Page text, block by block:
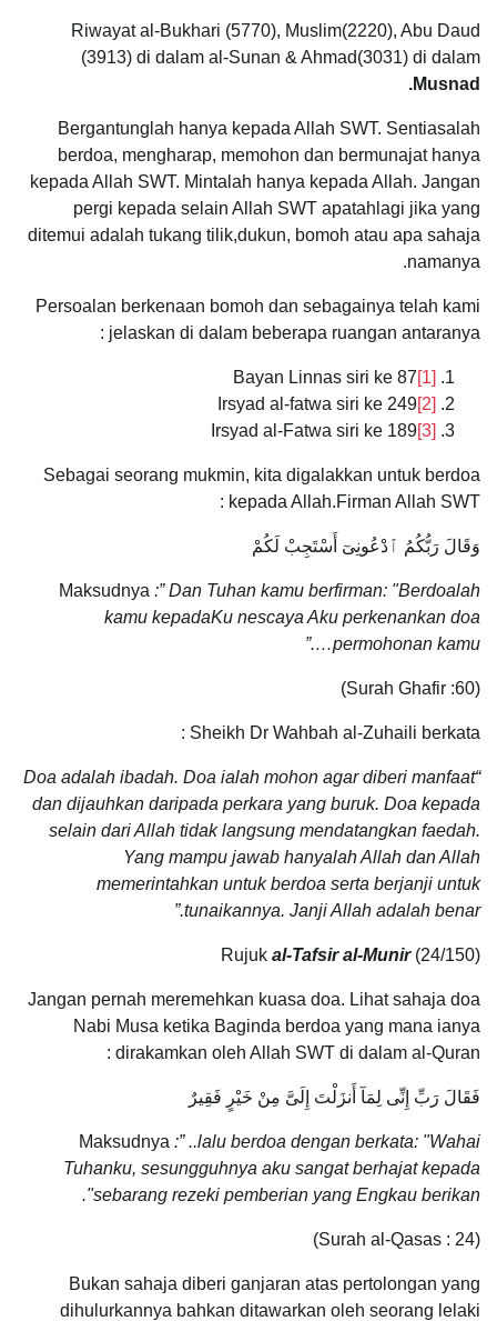
Riwayat al-Bukhari (5770), Muslim(2220), Abu Daud
(3913) di dalam al-Sunan & Ahmad(3031) di dalam
Musnad.
Bergantunglah hanya kepada Allah SWT. Sentiasalah
berdoa, mengharap, memohon dan bermunajat hanya
kepada Allah SWT. Mintalah hanya kepada Allah. Jangan
pergi kepada selain Allah SWT apatahlagi jika yang
ditemui adalah tukang tilik,dukun, bomoh atau apa sahaja
namanya.
Persoalan berkenaan bomoh dan sebagainya telah kami
jelaskan di dalam beberapa ruangan antaranya :
Bayan Linnas siri ke 87[1]
Irsyad al-fatwa siri ke 249[2]
Irsyad al-Fatwa siri ke 189[3]
Sebagai seorang mukmin, kita digalakkan untuk berdoa
kepada Allah.Firman Allah SWT :
وَقَالَ رَبُّكُمُ ٱدْعُونِىٓ أَسْتَجِبْ لَكُمْ
Maksudnya :” Dan Tuhan kamu berfirman: "Berdoalah
kamu kepadaKu nescaya Aku perkenankan doa
permohonan kamu….”
(Surah Ghafir :60)
Sheikh Dr Wahbah al-Zuhaili berkata :
“Doa adalah ibadah. Doa ialah mohon agar diberi manfaat
dan dijauhkan daripada perkara yang buruk. Doa kepada
selain dari Allah tidak langsung mendatangkan faedah.
Yang mampu jawab hanyalah Allah dan Allah
memerintahkan untuk berdoa serta berjanji untuk
tunaikannya. Janji Allah adalah benar.”
Rujuk al-Tafsir al-Munir(24/150)
Jangan pernah meremehkan kuasa doa. Lihat sahaja doa
Nabi Musa ketika Baginda berdoa yang mana ianya
dirakamkan oleh Allah SWT di dalam al-Quran :
فَقَالَ رَبِّ إِنِّى لِمَآ أَنزَلْتَ إِلَىَّ مِنْ خَيْرٍ فَقِيرٌ
Maksudnya :” ..lalu berdoa dengan berkata: "Wahai
Tuhanku, sesungguhnya aku sangat berhajat kepada
sebarang rezeki pemberian yang Engkau berikan".
(Surah al-Qasas : 24)
Bukan sahaja diberi ganjaran atas pertolongan yang
dihulurkannya bahkan ditawarkan oleh seorang lelaki